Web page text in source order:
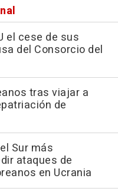
el cese de sus
del Consorcio del
tras viajar a
de
Sur más
ataques de
en Ucrania